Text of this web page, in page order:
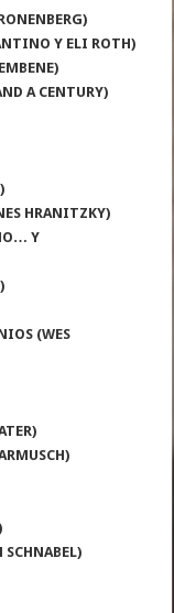
Y ELI ROTH)
A CENTURY)
HRANITZKY)
Y
(WES
SCHNABEL)